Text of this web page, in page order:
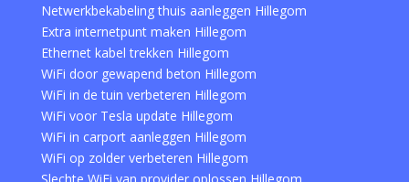
Netwerkbekabeling thuis aanleggen Hillegom
Extra internetpunt maken Hillegom
Ethernet kabel trekken Hillegom
WiFi door gewapend beton Hillegom
WiFi in de tuin verbeteren Hillegom
WiFi voor Tesla update Hillegom
WiFi in carport aanleggen Hillegom
WiFi op zolder verbeteren Hillegom